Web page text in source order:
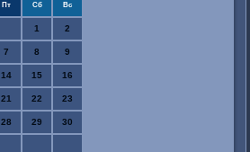
Пт Сб Вс
1 2
7 8 9
14 15 16
21 22 23
28 29 30